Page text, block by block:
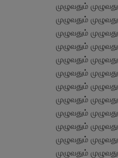
முழுவதும்
முழுவதும்
முழுவதும்
முழுவதும்
முழுவதும்
முழுவதும்
முழுவதும்
முழுவதும்
முழுவதும்
முழுவதும்
முழுவதும்
முழுவதும்